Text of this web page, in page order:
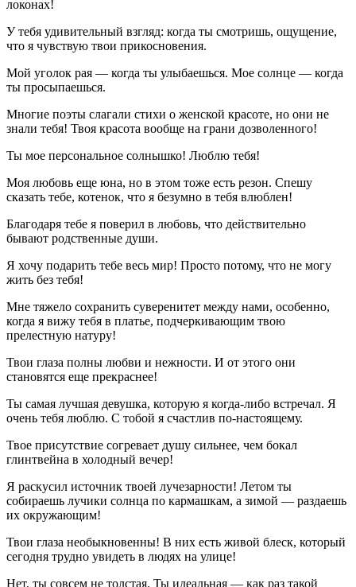
локонах!
У тебя удивительный взгляд: когда ты смотришь, ощущение,
что я чувствую твои прикосновения.
Мой уголок рая — когда ты улыбаешься. Мое солнце — когда
ты просыпаешься.
Многие поэты слагали стихи о женской красоте, но они не
знали тебя! Твоя красота вообще на грани дозволенного!
Ты мое персональное солнышко! Люблю тебя!
Моя любовь еще юна, но в этом тоже есть резон. Спешу
сказать тебе, котенок, что я безумно в тебя влюблен!
Благодаря тебе я поверил в любовь, что действительно
бывают родственные души.
Я хочу подарить тебе весь мир! Просто потому, что не могу
жить без тебя!
Мне тяжело сохранить суверенитет между нами, особенно,
когда я вижу тебя в платье, подчеркивающим твою
прелестную натуру!
Твои глаза полны любви и нежности. И от этого они
становятся еще прекраснее!
Ты самая лучшая девушка, которую я когда-либо встречал. Я
очень тебя люблю. С тобой я счастлив по-настоящему.
Твое присутствие согревает душу сильнее, чем бокал
глинтвейна в холодный вечер!
Я раскусил источник твоей лучезарности! Летом ты
собираешь лучики солнца по кармашкам, а зимой — раздаешь
их окружающим!
Твои глаза необыкновенны! В них есть живой блеск, который
сегодня трудно увидеть в людях на улице!
Нет, ты совсем не толстая. Ты идеальная — как раз такой